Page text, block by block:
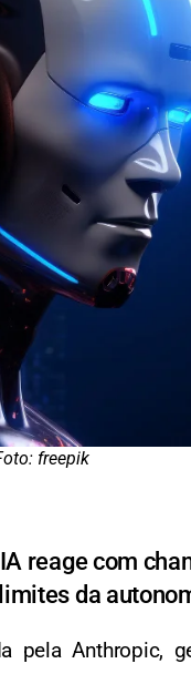
freepik
reage com
da
pela Anthropic,